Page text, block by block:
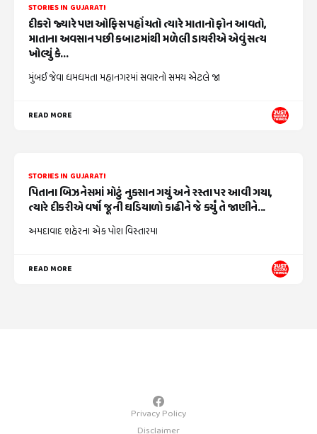
STORIES IN GUJARATI
દીકરો જ્યારે પણ ઓફિસ પહોંચતો ત્યારે માતાનો ફોન આવતો,
માતાના અવસાન પછી કબાટમાંથી મળેલી ડાયરીએ એવું સત્ય
ખોલ્યું કે...
મુંબઈ જેવા ધમધમતા મહાનગરમાં સવારનો સમય એટલે જા
READ MORE
STORIES IN GUJARATI
પિતાના બિઝનેસમાં મોટું નુકસાન ગયું અને રસ્તા પર આવી ગયા,
ત્યારે દીકરીએ વર્ષો જૂની ઘડિયાળો કાઢીને જે કર્યું તે જાણીને...
અમદાવાદ શહેરના એક પોશ વિસ્તારમા
READ MORE
Privacy Policy
Disclaimer